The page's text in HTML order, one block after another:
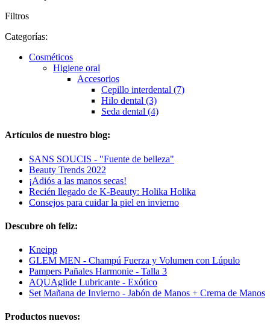
Filtros
Categorías:
Cosméticos
Higiene oral
Accesorios
Cepillo interdental (7)
Hilo dental (3)
Seda dental (4)
Artículos de nuestro blog:
SANS SOUCIS - "Fuente de belleza"
Beauty Trends 2022
¡Adiós a las manos secas!
Recién llegado de K-Beauty: Holika Holika
Consejos para cuidar la piel en invierno
Descubre oh feliz:
Kneipp
GLEM MEN - Champú Fuerza y Volumen con Lúpulo
Pampers Pañales Harmonie - Talla 3
AQUAglide Lubricante - Exótico
Set Mañana de Invierno - Jabón de Manos + Crema de Manos
Productos nuevos: